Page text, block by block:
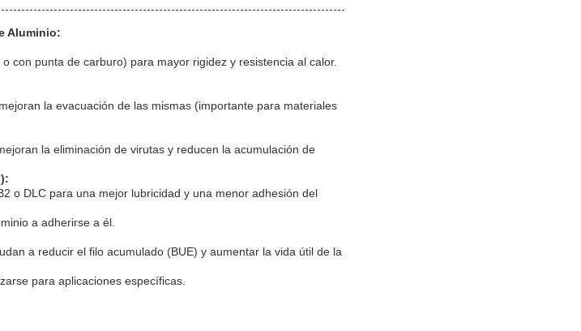
Aluminio:
con punta de carburo) para mayor rigidez y resistencia al calor.
la evacuación de las mismas (importante para materiales
la eliminación de virutas y reducen la acumulación de
o DLC para una mejor lubricidad y una menor adhesión del
a adherirse a él.
a reducir el filo acumulado (BUE) y aumentar la vida útil de la
para aplicaciones específicas.